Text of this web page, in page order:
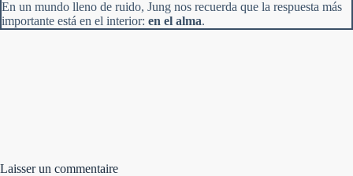
En un mundo lleno de ruido, Jung nos recuerda que la respuesta más
importante está en el interior: en el alma.
Laisser un commentaire